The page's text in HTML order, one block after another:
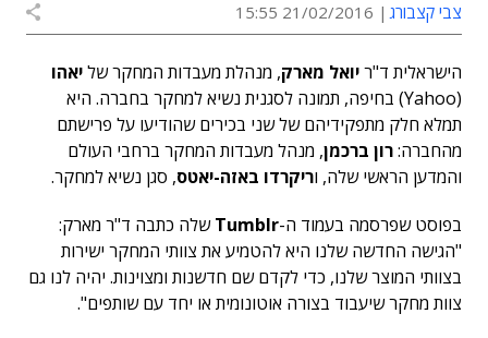
צבי קצבורג 21/02/2016 15:55
הישראלית ד"ריואל מארק, מנהלת מעבדות המחקר שליאהו
(Yahoo) בחיפה, תמונה לסגנית נשיא למחקר בחברה. היא
תמלא חלק מתפקידיהם של שני בכירים שהודיעו על פרישתם
מהחברה:רון ברכמן, מנהל מעבדות המחקר ברחבי העולם
והמדען הראשי שלה, וריקרדו באזה-יאטס, סגן נשיא למחקר.
בפוסט שפרסמה בעמוד ה-Tumblrשלה כתבה ד"ר מארק:
"הגישה החדשה שלנו היא להטמיע את צוותי המחקר ישירות
בצוותי המוצר שלנו, כדי לקדם שם חדשנות ומצוינות. יהיה לנו גם
צוות מחקר שיעבוד בצורה אוטונומית או יחד עם שותפים".